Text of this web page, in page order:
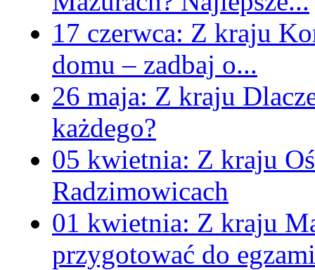
17 czerwca: Z kraju
domu – zadbaj o...
26 maja: Z kraju
każdego?
05 kwietnia: Z kraju
Radzimowicach
01 kwietnia: Z kraju
przygotować do